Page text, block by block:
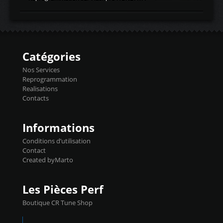
d'admissiontemp ex. pour atmo -30- 80°C
temperaturetemperature ldr moteurtemp
Injecteurs + Flashpro 1370€ TTC Le
précise et performante. Vous pourrez
basculer de la carto sans plomb à Ethanol à
l'aide du flashpro OPTION ECONOMIQUES
Reprog SP 98 sur le calculateur d'origine
450€ TTC Un gain d'environ 10cv et 15nm
Catégories
Nos Services
Reprogrammation
Realisations
Contacts
Informations
Conditions d’utilisation
Contact
Created byMarto
Les Pièces Perf
Boutique CR Tune Shop